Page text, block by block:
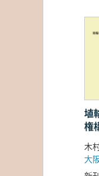
埴
権
木
大